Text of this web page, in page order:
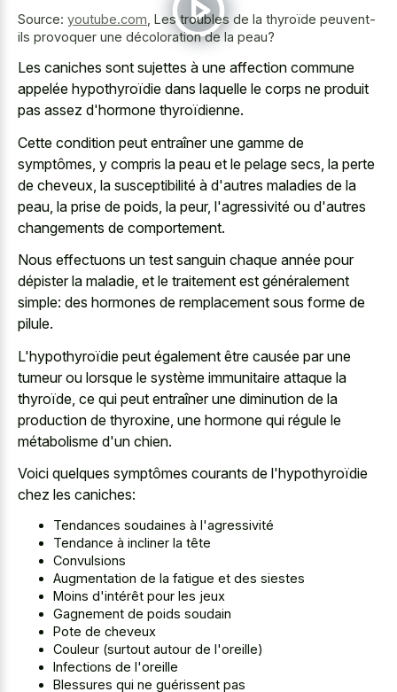
Source: youtube.com Les troubles de la thyroïde peuvent-
ils provoquer une décoloration de la peau?
Les caniches sont sujettes à une affection commune
appelée hypothyroïdie dans laquelle le corps ne produit
pas assez d'hormone thyroïdienne.
Cette condition peut entraîner une gamme de
symptômes, y compris la peau et le pelage secs, la perte
de cheveux, la susceptibilité à d'autres maladies de la
peau, la prise de poids, la peur, l'agressivité ou d'autres
changements de comportement.
Nous effectuons un test sanguin chaque année pour
dépister la maladie, et le traitement est généralement
simple: des hormones de remplacement sous forme de
pilule.
L'hypothyroïdie peut également être causée par une
tumeur ou lorsque le système immunitaire attaque la
thyroïde, ce qui peut entraîner une diminution de la
production de thyroxine, une hormone qui régule le
métabolisme d'un chien.
Voici quelques symptômes courants de l'hypothyroïdie
chez les caniches:
Tendances soudaines à l'agressivité
Tendance à incliner la tête
Convulsions
Augmentation de la fatigue et des siestes
Moins d'intérêt pour les jeux
Gagnement de poids soudain
Pote de cheveux
Couleur (surtout autour de l'oreille)
Infections de l'oreille
Blessures qui ne guérissent pas